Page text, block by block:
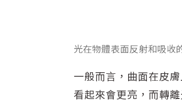
光在物體表面反射和吸收
一般而言，曲面在皮
看起來會更亮，而轉